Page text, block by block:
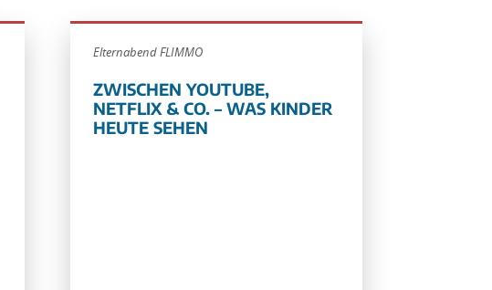
Elternabend FLIMMO
ZWISCHEN YOUTUBE,
NETFLIX & CO. – WAS KINDER
HEUTE SEHEN